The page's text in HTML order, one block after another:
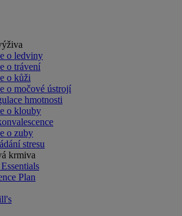
o ledviny
o trávení
o kůži
o močové ústrojí
hmotnosti
o klouby
o zuby
stresu
krmiva
Plan